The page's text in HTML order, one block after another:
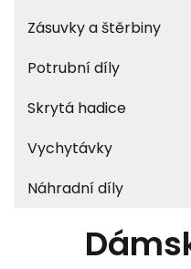
Zásuvky a štěrbiny
Potrubní díly
Skrytá hadice
Vychytávky
Náhradní díly